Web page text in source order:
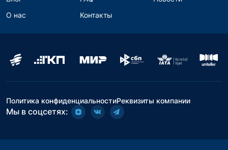
О нас
Контакты
Политика конфиденциальностиРеквизиты компании
Мы в соцсетях: